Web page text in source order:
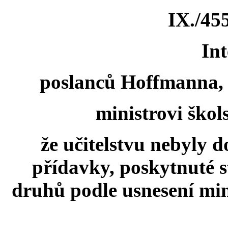
IX./
poslanců
ministrovi
že učitelstvu nebyly
přídavky, poskytnuté
druhů podle usnesení